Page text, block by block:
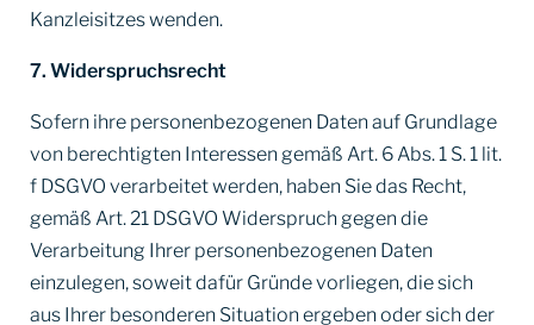
Kanzleisitzes wenden.
7. Widerspruchsrecht
Sofern ihre personenbezogenen Daten auf Grundlage
von berechtigten Interessen gemäß Art. 6 Abs. 1 S. 1 lit.
f DSGVO verarbeitet werden, haben Sie das Recht,
gemäß Art. 21 DSGVO Widerspruch gegen die
Verarbeitung Ihrer personenbezogenen Daten
einzulegen, soweit dafür Gründe vorliegen, die sich
aus Ihrer besonderen Situation ergeben oder sich der